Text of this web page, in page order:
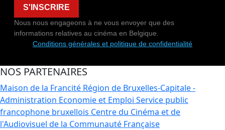
S'INSCRIRE
Nous nous engageons à ne vous envoyer que des
informations relatives au cinéma en Belgique.
Conditions générales et politique de confidentialité
NOS PARTENAIRES
Maison de la Francité Région de Bruxelles-Capitale -
Administration Economie et Emploi Service public
francophone bruxellois Centre du Cinéma et de
l'Audiovisuel de la Communauté Française